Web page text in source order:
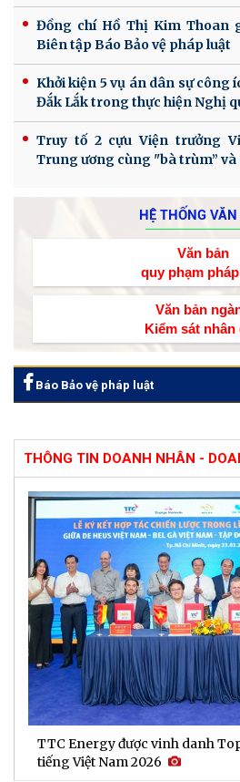
Đồng chí Hồ Thị Kim Thoan
Biên tập Báo Bảo vệ pháp luật
Khởi kiện 5 vụ án dân sự công
Đắk Lắk trong thực hiện Nghị
Truy tố 2 cựu Viện trưởng
Trung ương cùng "bà trùm” và
HỆ THỐNG
Văn bản
quy phạm
Văn bản
Kiểm sát nhân
Báo Bảo vệ pháp luật
THÔNG TIN DOANH NHÂN -
TTC Energy được vinh danh
tiếng Việt Nam 2026